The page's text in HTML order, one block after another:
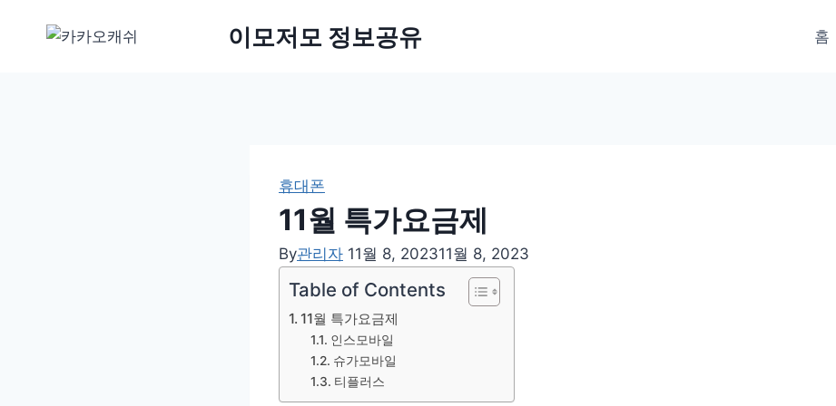
이모저모 정보공유 홈
휴대폰
11월 특가요금제
By관리자 11월 8, 202311월 8, 2023
Table of Contents
11월 특가요금제
인스모바일
슈가모바일
티플러스